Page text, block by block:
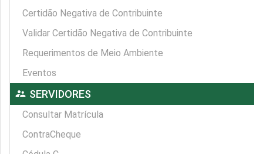
Certidão Negativa de Contribuinte
Validar Certidão Negativa de Contribuinte
Requerimentos de Meio Ambiente
Eventos
supervisor_account SERVIDORES
Consultar Matrícula
ContraCheque